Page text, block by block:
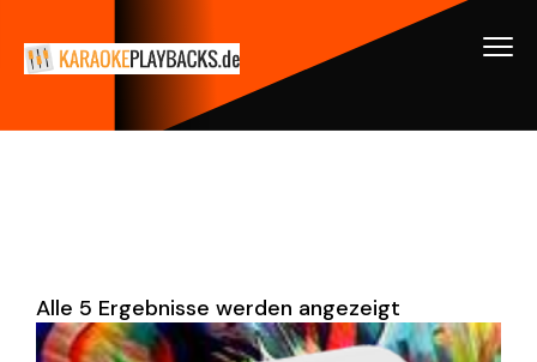
Alle 5 Ergebnisse werden angezeigt